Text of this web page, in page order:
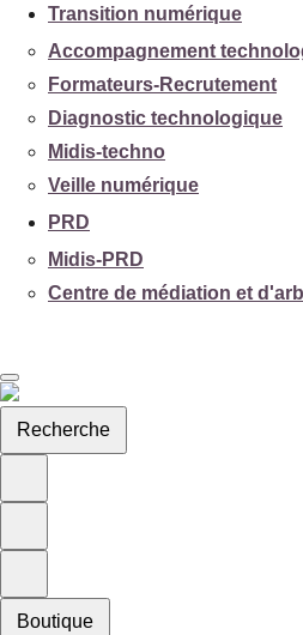
Transition numérique
Accompagnement
Formateurs-Recrutement
Diagnostic technologique
Midis-techno
Veille numérique
PRD
Midis-PRD
Centre de médiation et
Recherche
Boutique